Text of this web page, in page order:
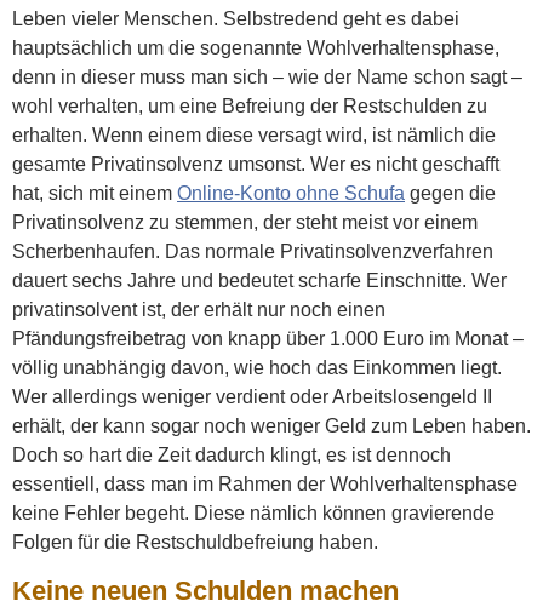
Leben vieler Menschen. Selbstredend geht es dabei
hauptsächlich um die sogenannte Wohlverhaltensphase,
denn in dieser muss man sich – wie der Name schon sagt –
wohl verhalten, um eine Befreiung der Restschulden zu
erhalten. Wenn einem diese versagt wird, ist nämlich die
gesamte Privatinsolvenz umsonst. Wer es nicht geschafft
hat, sich mit einem Online-Konto ohne Schufa gegen die
Privatinsolvenz zu stemmen, der steht meist vor einem
Scherbenhaufen. Das normale Privatinsolvenzverfahren
dauert sechs Jahre und bedeutet scharfe Einschnitte. Wer
privatinsolvent ist, der erhält nur noch einen
Pfändungsfreibetrag von knapp über 1.000 Euro im Monat –
völlig unabhängig davon, wie hoch das Einkommen liegt.
Wer allerdings weniger verdient oder Arbeitslosengeld II
erhält, der kann sogar noch weniger Geld zum Leben haben.
Doch so hart die Zeit dadurch klingt, es ist dennoch
essentiell, dass man im Rahmen der Wohlverhaltensphase
keine Fehler begeht. Diese nämlich können gravierende
Folgen für die Restschuldbefreiung haben.
Keine neuen Schulden machen